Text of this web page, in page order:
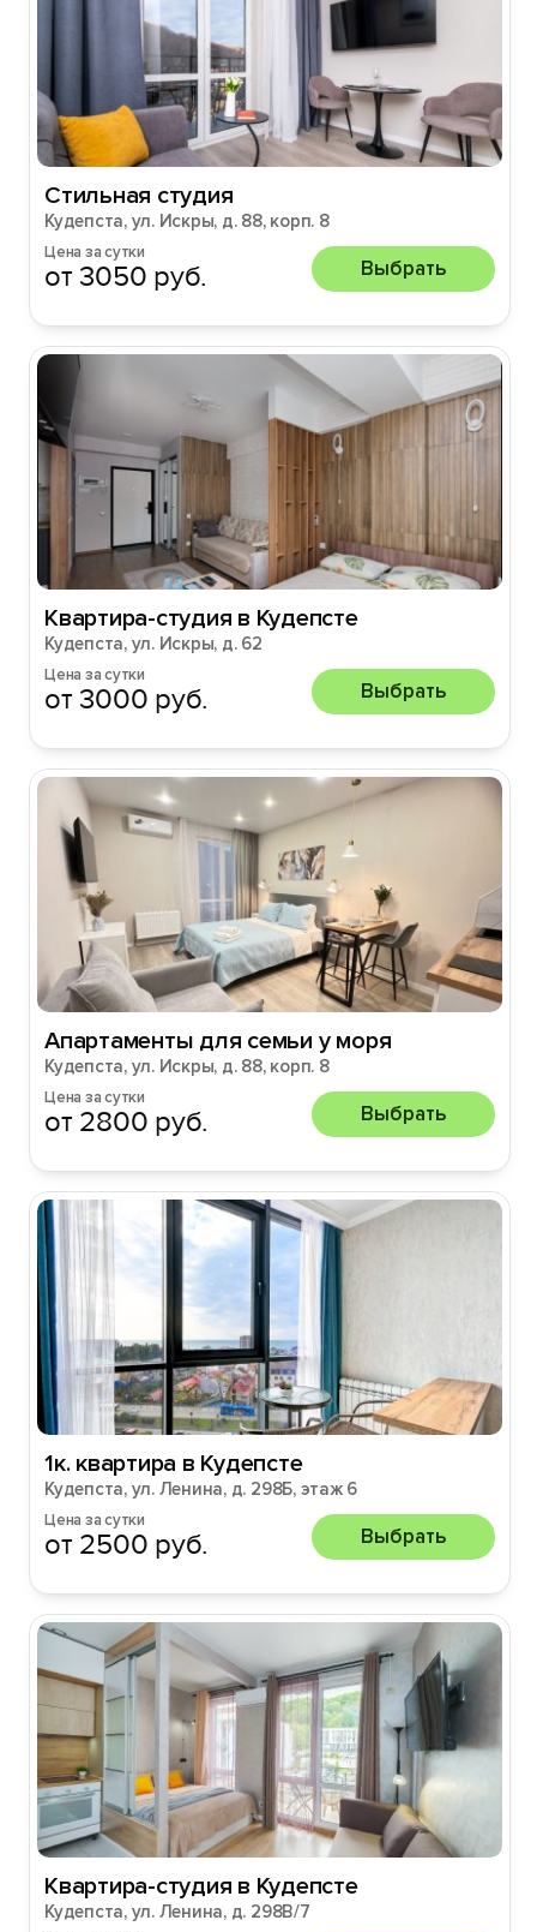
Стильная студия
Кудепста, ул. Искры, д. 88, корп. 8
Цена за сутки
от 3050 руб. Выбрать
Квартира-студия в Кудепсте
Кудепста, ул. Искры, д. 62
Цена за сутки
от 3000 руб. Выбрать
Апартаменты для семьи у моря
Кудепста, ул. Искры, д. 88, корп. 8
Цена за сутки
от 2800 руб. Выбрать
1к. квартира в Кудепсте
Кудепста, ул. Ленина, д. 298Б, этаж 6
Цена за сутки
от 2500 руб. Выбрать
Квартира-студия в Кудепсте
Кудепста, ул. Ленина, д. 298В/7